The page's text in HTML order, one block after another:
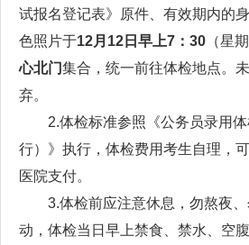
试报名登记表》原件、有效期内的
色照片于12月12日早上7：30 （星
心北门集合，统一前往体检地点。
弃。
2.体检标准参照《公务员录用
行）》执行，体检费用考生自理，
医院支付。
3.体检前应注意休息，勿熬夜
动，体检当日早上禁食、禁水、空腹